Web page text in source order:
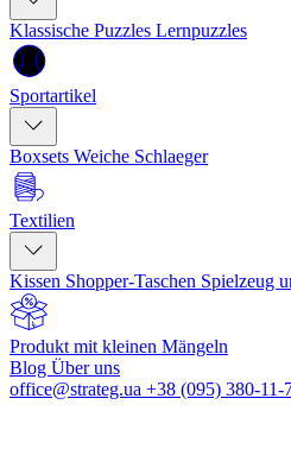
Klassische Puzzles Lernpuzzles
Sportartikel
Boxsets Weiche Schlaeger
Textilien
Kissen Shopper-Taschen Spielzeug
Produkt mit kleinen Mängeln
Blog Über uns
office@strateg.ua +38 (095) 380-11-